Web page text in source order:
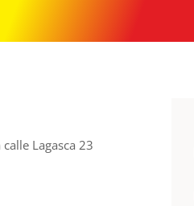
Lagasca 23